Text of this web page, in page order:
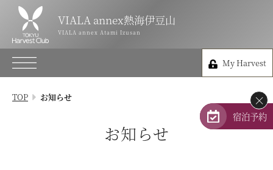
VIALA annex熱海伊豆山
VIALA annex Atami Izusan
My Harvest
VIALA annex熱海伊豆山
VIALA annex Atami Izusan
0557-80-0105
静岡県熱海市伊豆山824-5
My Harvest
TOP お知らせ
お知らせ
×
宿泊予約